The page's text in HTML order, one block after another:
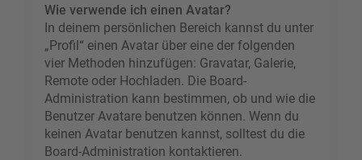
Wie verwende ich einen Avatar?
In deinem persönlichen Bereich kannst du unter
„Profil“ einen Avatar über eine der folgenden
vier Methoden hinzufügen: Gravatar, Galerie,
Remote oder Hochladen. Die Board-
Administration kann bestimmen, ob und wie die
Benutzer Avatare benutzen können. Wenn du
keinen Avatar benutzen kannst, solltest du die
Board-Administration kontaktieren.